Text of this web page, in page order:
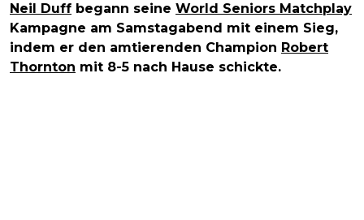
Neil Duff begann seine World Seniors Matchplay
Kampagne am Samstagabend mit einem Sieg,
indem er den amtierenden Champion Robert
Thornton mit 8-5 nach Hause schickte.